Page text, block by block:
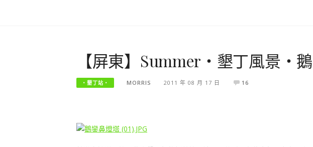
【屏東】Summer‧墾丁風景‧
‧墾丁站‧ MORRIS 2011 年 08 月 17 日 16